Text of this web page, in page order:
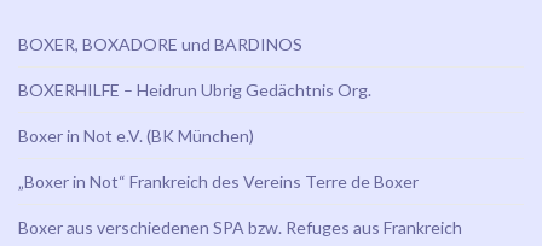
BOXER, BOXADORE und BARDINOS
BOXERHILFE – Heidrun Ubrig Gedächtnis Org.
Boxer in Not e.V. (BK München)
„Boxer in Not“ Frankreich des Vereins Terre de Boxer
Boxer aus verschiedenen SPA bzw. Refuges aus Frankreich